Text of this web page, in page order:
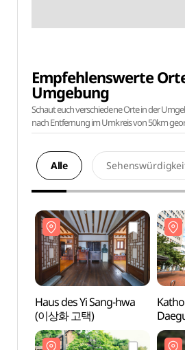
Empfehlenswerte
Umgebung
Schaut euch verschiedene Orte in der
nach Entfernung im Umkreis von 50km
Alle
Haus des Yi Sang-hwa
(이상화 고택)
(대구